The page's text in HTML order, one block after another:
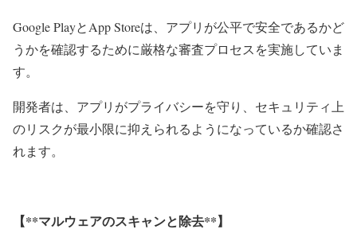
Google PlayとApp Storeは、アプリが公平で安全であるかど
うかを確認するために厳格な審査プロセスを実施していま
す。
開発者は、アプリがプライバシーを守り、セキュリティ上
のリスクが最小限に抑えられるようになっているか確認さ
れます。
【**マルウェアのスキャンと除去**】